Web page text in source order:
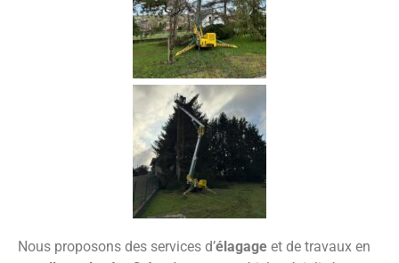
Nous proposons des services d’élagage et de travaux en